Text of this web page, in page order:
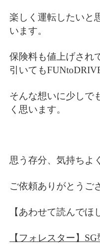
楽しく運転したいと
います。
保険料も値上げされ
引いても
そんな想いに少しで
く思います。
思う存分、気持ちよ
ご依頼ありがとうご
【あわせて読んでほ
【フォレスター】